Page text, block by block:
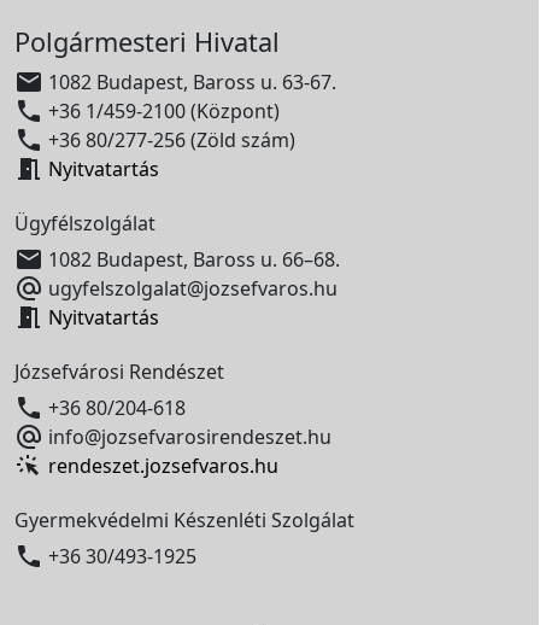
Polgármesteri Hivatal
 1082 Budapest, Baross u. 63-67.
 +36 1/459-2100 (Központ)
 +36 80/277-256 (Zöld szám)
 Nyitvatartás
Ügyfélszolgálat
 1082 Budapest, Baross u. 66–68.
 ugyfelszolgalat@jozsefvaros.hu
 Nyitvatartás
Józsefvárosi Rendészet
 +36 80/204-618
 info@jozsefvarosirendeszet.hu
rendeszet.jozsefvaros.hu
Gyermekvédelmi Készenléti Szolgálat
 +36 30/493-1925